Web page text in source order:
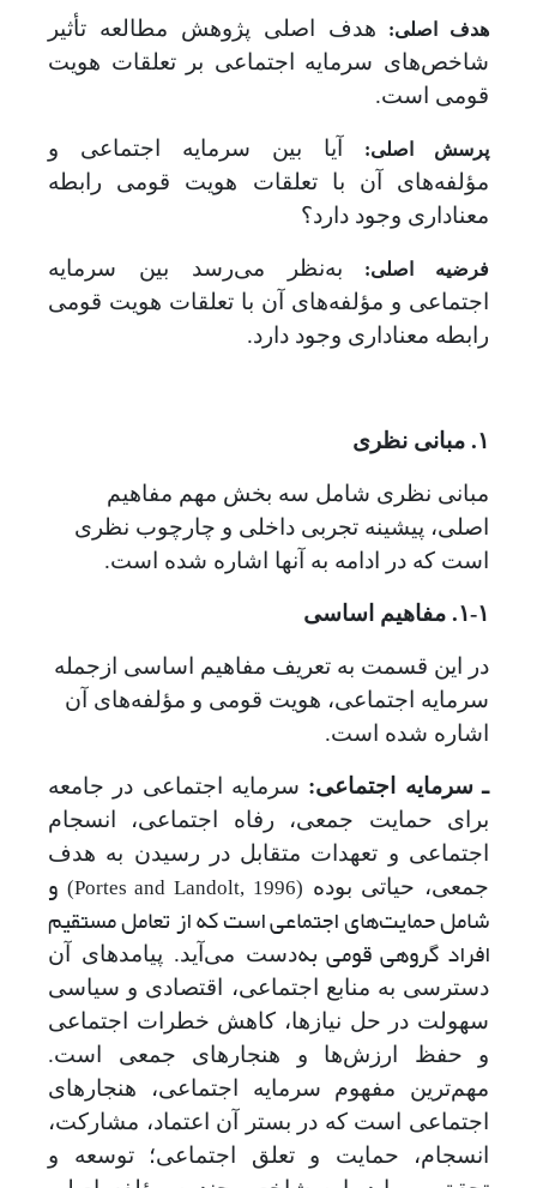
هدف اصلی: هدف اصلی پژوهش مطالعه تأثیر
شاخص‌های سرمایه اجتماعی بر تعلقات هویت
قومی است.
پرسش اصلی:
آیا بین سرمایه اجتماعی و
مؤلفه‌های آن با تعلقات هویت قومی رابطه
معناداری وجود دارد؟
فرضیه اصلی: بهنظر می‌رسد بین سرمایه
اجتماعی و مؤلفه‌های آن با تعلقات هویت قومی
رابطه معنا‌داری وجود دارد.
۱. مبانی نظری
مبانی نظری شامل سه بخش مهم مفاهیم
اصلی، پیشینه تجربی داخلی و چارچوب نظری
است که در ادامه به آنها اشاره‌ شده است.
۱-۱. مفاهیم اساسی
در این قسمت به تعریف مفاهیم اساسی ازجمله
سرمایه اجتماعی، هویت قومی و مؤلفه‌های آن
اشاره‌ شده است.
ـ سرمایه اجتماعی: سرمایه اجتماعی در جامعه
برای حمایت جمعی، رفاه اجتماعی، انسجام
اجتماعی و تعهدات متقابل در رسیدن به هدف
جمعی، حیاتی بوده (Portes and Landolt, 1996) و
شامل حمایت‌های اجتماعی است که از تعامل مستقیم
افراد گروهی قومی بهدست می‌آید. پیامدهای آن
دسترسی به منابع اجتماعی، اقتصادی و سیاسی
سهولت در حل نیازها، کاهش خطرات اجتماعی
و حفظ ارزش‌ها و هنجارهای جمعی است.
مهم‌ترین مفهوم سرمایه اجتماعی، هنجارهای
اجتماعی است که در بستر آن اعتماد، مشارکت،
انسجام، حمایت و تعلق اجتماعی؛ توسعه و